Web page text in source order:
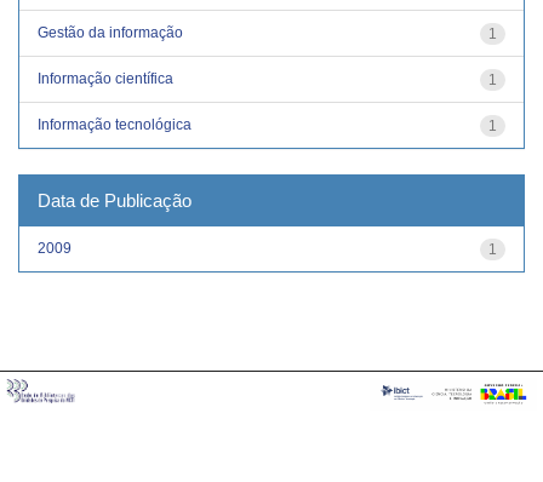
1
Gestão da informação
1
Informação científica
1
Informação tecnológica
Data de Publicação
1
2009